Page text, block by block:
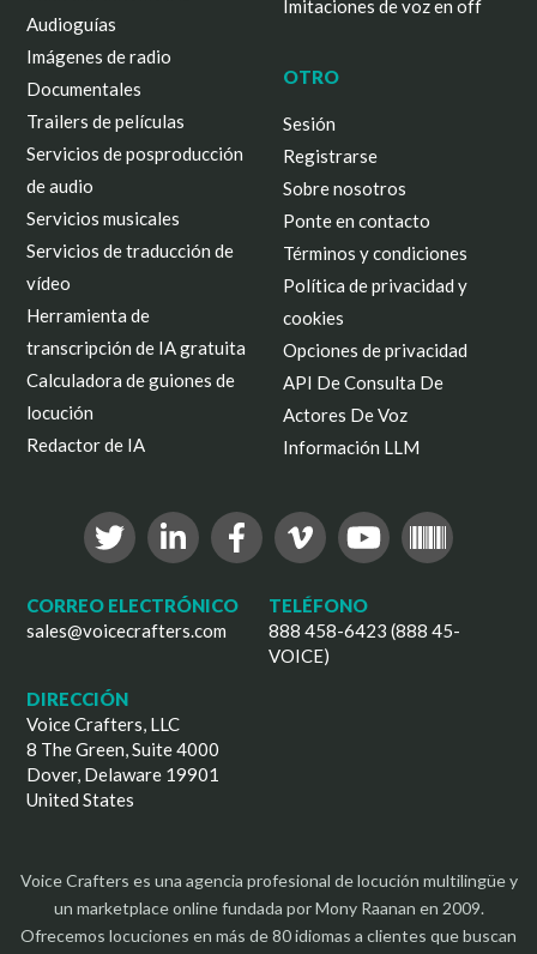
Audioguías
Imágenes de radio
Documentales
Trailers de películas
Servicios de posproducción
de audio
Servicios musicales
Servicios de traducción de
vídeo
Herramienta de
transcripción de IA gratuita
Calculadora de guiones de
locución
Redactor de IA
Imitaciones de voz en off
OTRO
Sesión
Registrarse
Sobre nosotros
Ponte en contacto
Términos y condiciones
Política de privacidad y
cookies
Opciones de privacidad
API De Consulta De
Actores De Voz
Información LLM
CORREO ELECTRÓNICO
sales@voicecrafters.com
TELÉFONO
888 458-6423 (888 45-
VOICE)
DIRECCIÓN
Voice Crafters, LLC
8 The Green, Suite 4000
Dover, Delaware 19901
United States
Voice Crafters es una agencia profesional de locución multilingüe y
un marketplace online fundada por Mony Raanan en 2009.
Ofrecemos locuciones en más de 80 idiomas a clientes que buscan